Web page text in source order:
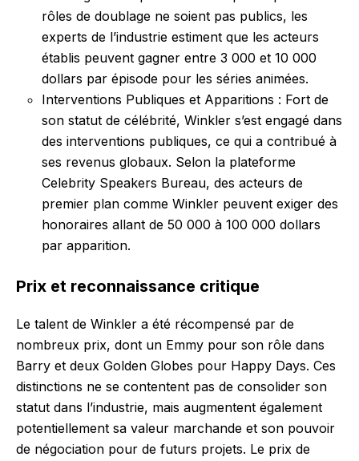
rôles de doublage ne soient pas publics, les
experts de l’industrie estiment que les acteurs
établis peuvent gagner entre 3 000 et 10 000
dollars par épisode pour les séries animées.
Interventions Publiques et Apparitions : Fort de
son statut de célébrité, Winkler s’est engagé dans
des interventions publiques, ce qui a contribué à
ses revenus globaux. Selon la plateforme
Celebrity Speakers Bureau, des acteurs de
premier plan comme Winkler peuvent exiger des
honoraires allant de 50 000 à 100 000 dollars
par apparition.
Prix et reconnaissance critique
Le talent de Winkler a été récompensé par de
nombreux prix, dont un Emmy pour son rôle dans
Barry et deux Golden Globes pour Happy Days. Ces
distinctions ne se contentent pas de consolider son
statut dans l’industrie, mais augmentent également
potentiellement sa valeur marchande et son pouvoir
de négociation pour de futurs projets. Le prix de